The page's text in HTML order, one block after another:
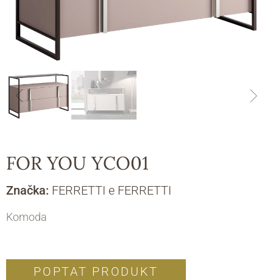
FOR YOU YCO01
Značka: FERRETTI e FERRETTI
Komoda
POPTAT PRODUKT